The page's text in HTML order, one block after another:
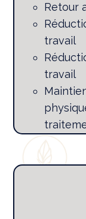
Retour
travail
travail